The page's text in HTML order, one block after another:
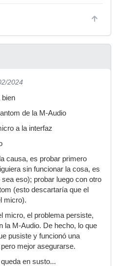
2024
bien
de la M-Audio
a la interfaz
causa, es probar primero
sin funcionar la cosa, es
eso); probar luego con otro
(esto descartaría que el
micro).
micro, el problema persiste,
la M-Audio. De hecho, lo que
pusiste y funcionó una
mejor asegurarse.
en susto...